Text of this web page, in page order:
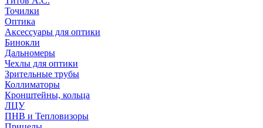
Точилки
Оптика
Аксессуары для оптики
Бинокли
Дальномеры
Чехлы для оптики
Зрительные трубы
Коллиматоры
Кронштейны, кольца
ЛЦУ
ПНВ и Тепловизоры